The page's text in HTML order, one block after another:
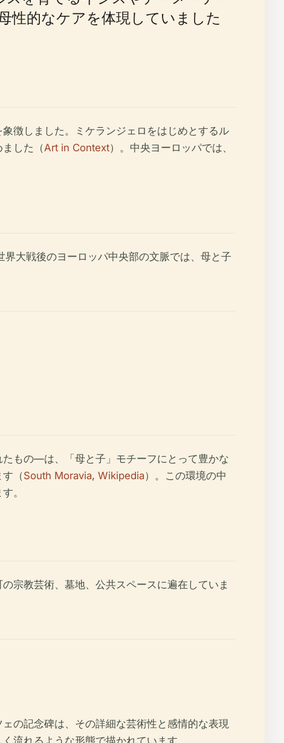
性的なケアを体現していました
徴しました。ミケランジェロをはじめとするル
した（Art in Context）。中央ヨーロッパでは、
大戦後のヨーロッパ中央部の文脈では、母と子
もの—は、「母と子」モチーフにとって豊かな
（South Moravia, Wikipedia）。この環境の中
。
宗教芸術、墓地、公共スペースに遍在していま
の記念碑は、その詳細な芸術性と感情的な表現
流れるような形態で描かれています。